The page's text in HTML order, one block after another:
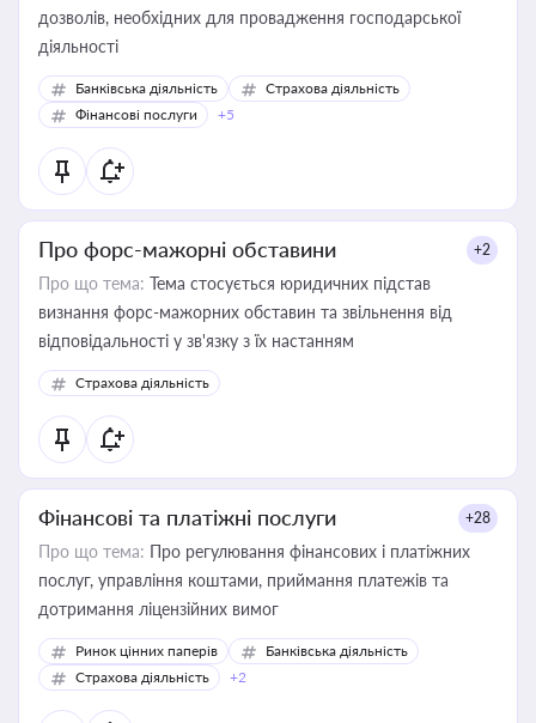
дозволів, необхідних для провадження господарської
діяльності
Банківська діяльність
Страхова діяльність
Фінансові послуги
+5
Про форс-мажорні обставини +2
Про що тема: Тема стосується юридичних підстав
визнання форс-мажорних обставин та звільнення від
відповідальності у зв'язку з їх настанням
Страхова діяльність
Фінансові та платіжні послуги +28
Про що тема: Про регулювання фінансових і платіжних
послуг, управління коштами, приймання платежів та
дотримання ліцензійних вимог
Ринок цінних паперів
Банківська діяльність
Страхова діяльність
+2